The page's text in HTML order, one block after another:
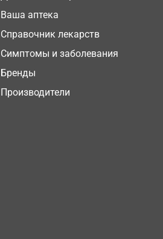
Ваша аптека
Справочник лекарств
Симптомы и заболевания
Бренды
Производители